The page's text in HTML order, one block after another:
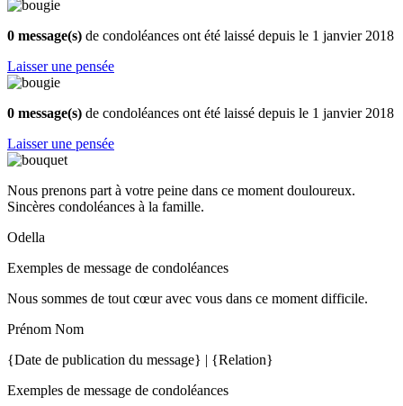
0 message(s) de condoléances ont été laissé depuis le 1 janvier 2018
Laisser une pensée
0 message(s) de condoléances ont été laissé depuis le 1 janvier 2018
Laisser une pensée
Nous prenons part à votre peine dans ce moment douloureux.
Sincères condoléances à la famille.
Odella
Exemples de message de condoléances
Nous sommes de tout cœur avec vous dans ce moment difficile.
Prénom Nom
{Date de publication du message} | {Relation}
Exemples de message de condoléances